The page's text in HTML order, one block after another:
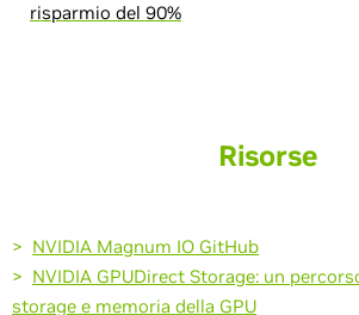
risparmio del 90%
Risorse
> NVIDIA Magnum IO GitHub
> NVIDIA GPUDirect Storage: un
storage e memoria della GPU